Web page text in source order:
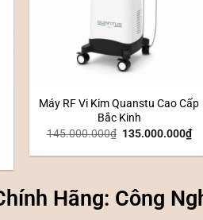
Máy RF Vi Kim Quanstu Cao Cấp
Bắc Kinh
145.000.000₫ 135.000.000₫
Hãng: Công